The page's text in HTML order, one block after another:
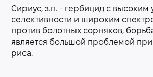
Сириус, з.п. - гербицид с высоким
селективности и широким
против болотных сорняков,
является большой проблемой
риса.